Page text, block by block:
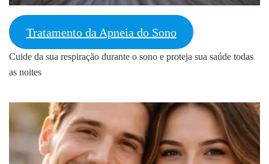
Tratamento da Apneia do Sono
Cuide da sua respiração durante o sono e proteja sua saúde todas
as noites